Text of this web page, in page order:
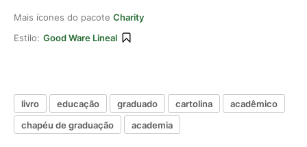
Mais ícones do pacote Charity
Estilo: Good Ware Lineal
livro educação graduado cartolina
acadêmico
chapéu de graduação
academia